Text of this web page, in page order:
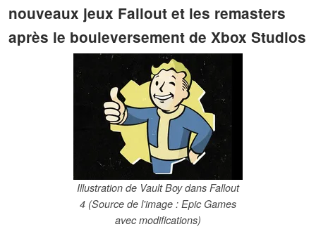
nouveaux jeux Fallout et les remasters
après le bouleversement de Xbox Studios
Illustration de Vault Boy dans Fallout
4 (Source de l'image : Epic Games
avec modifications)